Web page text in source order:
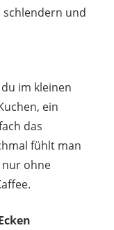
schlendern und
im kleinen
ein
das
fühlt man
nur ohne